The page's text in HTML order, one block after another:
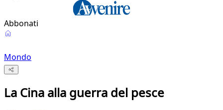
Abbonati
Mondo
La Cina alla guerra del pesce